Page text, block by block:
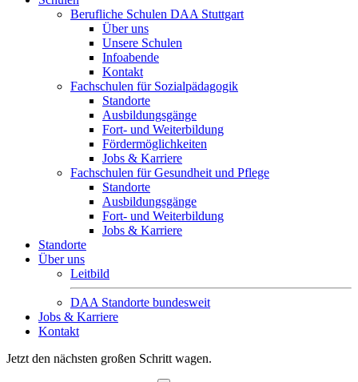
Berufliche Schulen DAA Stuttgart
Über uns
Unsere Schulen
Infoabende
Kontakt
Fachschulen für Sozialpädagogik
Standorte
Ausbildungsgänge
Fort- und Weiterbildung
Fördermöglichkeiten
Jobs & Karriere
Fachschulen für Gesundheit und Pflege
Standorte
Ausbildungsgänge
Fort- und Weiterbildung
Jobs & Karriere
Standorte
Über uns
Leitbild
DAA Standorte bundesweit
Jobs & Karriere
Kontakt
Jetzt den nächsten großen Schritt wagen.